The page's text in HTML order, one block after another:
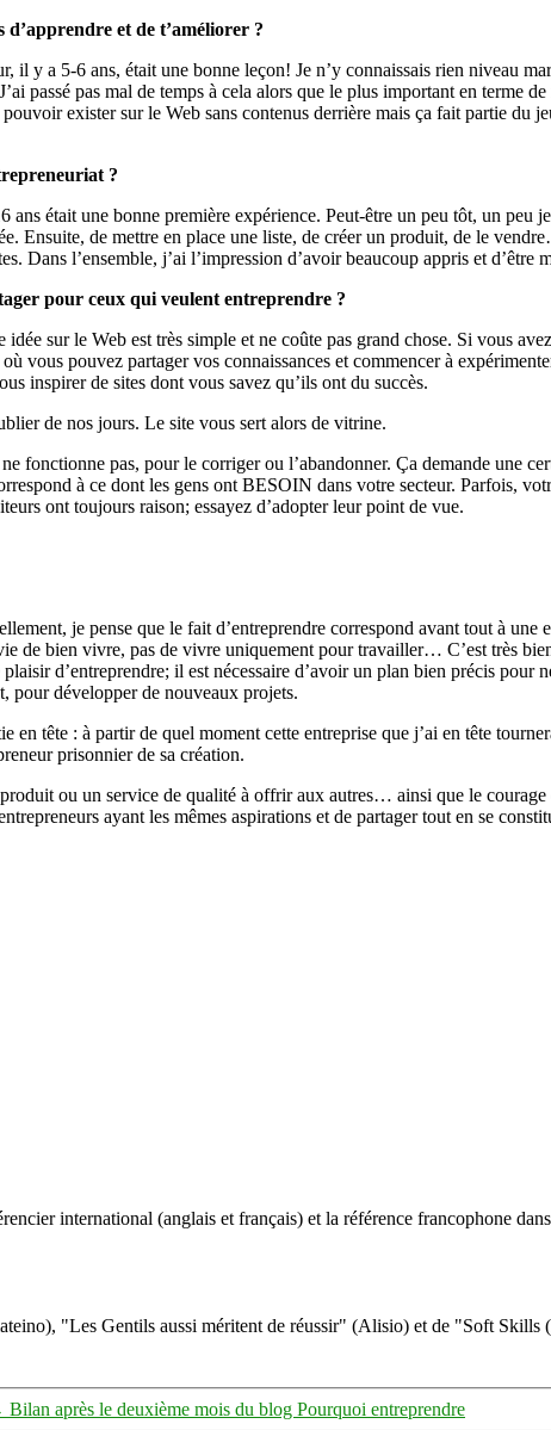
d’apprendre et de t’améliorer ?
il y a 5-6 ans, était une bonne leçon! Je n’y connaissais rien niveau
passé pas mal de temps à cela alors que le plus important en terme
exister sur le Web sans contenus derrière mais ça fait partie
?
était une bonne première expérience. Peut-être un peu tôt, un
Ensuite, de mettre en place une liste, de créer un produit, de le
Dans l’ensemble, j’ai l’impression d’avoir beaucoup appris et d’être
pour ceux qui veulent entreprendre ?
idée sur le Web est très simple et ne coûte pas grand chose. Si vous
vous pouvez partager vos connaissances et commencer à
inspirer de sites dont vous savez qu’ils ont du succès.
de nos jours. Le site vous sert alors de vitrine.
fonctionne pas, pour le corriger ou l’abandonner. Ça demande une
à ce dont les gens ont BESOIN dans votre secteur. Parfois,
ont toujours raison; essayez d’adopter leur point de vue.
je pense que le fait d’entreprendre correspond avant tout à
de bien vivre, pas de vivre uniquement pour travailler… C’est très
d’entreprendre; il est nécessaire d’avoir un plan bien précis
pour développer de nouveaux projets.
en tête : à partir de quel moment cette entreprise que j’ai en tête
prisonnier de sa création.
ou un service de qualité à offrir aux autres… ainsi que le
ayant les mêmes aspirations et de partager tout en se
international (anglais et français) et la référence francophone
"Les Gentils aussi méritent de réussir" (Alisio) et de "Soft Skills
Bilan après le deuxième mois du blog Pourquoi entreprendre